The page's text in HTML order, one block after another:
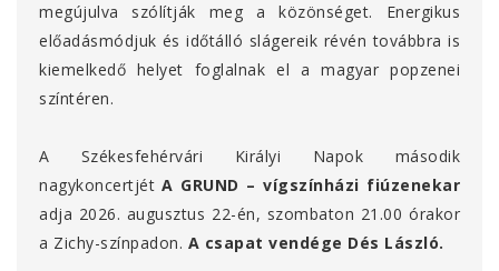
megújulva szólítják meg a közönséget. Energikus
előadásmódjuk és időtálló slágereik révén továbbra is
kiemelkedő helyet foglalnak el a magyar popzenei
színtéren.
A Székesfehérvári Királyi Napok második
nagykoncertjétA GRUND – vígszínházi fiúzenekar
adja 2026. augusztus 22-én, szombaton 21.00 órakor
a Zichy-színpadon. A csapat vendége Dés László.